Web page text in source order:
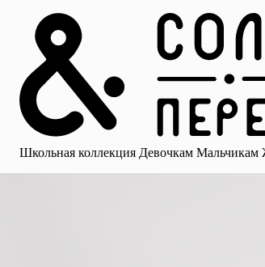
Школьная коллекция Девочкам Мальчикам
Главная
Каталог
Избранное
Профиль
Корзина
Школьная коллекция
Мальчикам
для девочек Носки Рубашки Платья и сарафаны